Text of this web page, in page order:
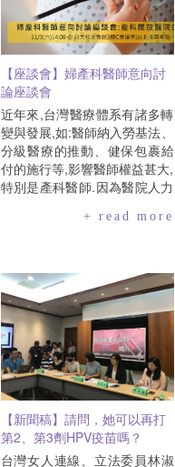
【座談會】婦產科醫師意向討
論座談會
近年來,台灣醫療體系有諸多轉
變與發展,如:醫師納入勞基法、
分級醫療的推動、健保包裹給
付的施行等,影響醫師權益甚大,
特別是產科醫師.因為醫院人力
在非上班時間接生,但為產婦接
擔人力及接生設備,便放棄接生,
只做產檢.結果是,有意願接生的
產科醫師多數必須留在醫院.然
而,這樣的發展和孕產婦的需求
是背道而馳的.九成以上產婦希
望產檢醫師和接生醫師為同一
人,也希望有社區的產科診所就
近就醫.為了讓婦產科醫師有更
多樣的執業選擇,同時提供女性
孕產期全程的照護,台灣女人連
線認為"產科開放醫院機
+ read more
【新聞稿】請問，她可以再打
第2、第3劑HPV疫苗嗎？
台灣女人連線、立法委員林淑